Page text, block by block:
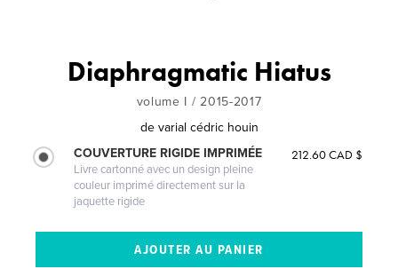
Diaphragmatic Hiatus
volume I / 2015-2017
de varial cédric houin
COUVERTURE RIGIDE IMPRIMÉE
Livre cartonné avec un design pleine
couleur imprimé directement sur la
jaquette rigide
212.60 CAD $